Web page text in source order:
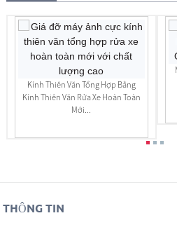
Kính Thiên Văn Tổng Hợp Bằng
Kính Thiên Văn Rửa Xe Hoàn Toàn
Mới...
THÔNG TIN